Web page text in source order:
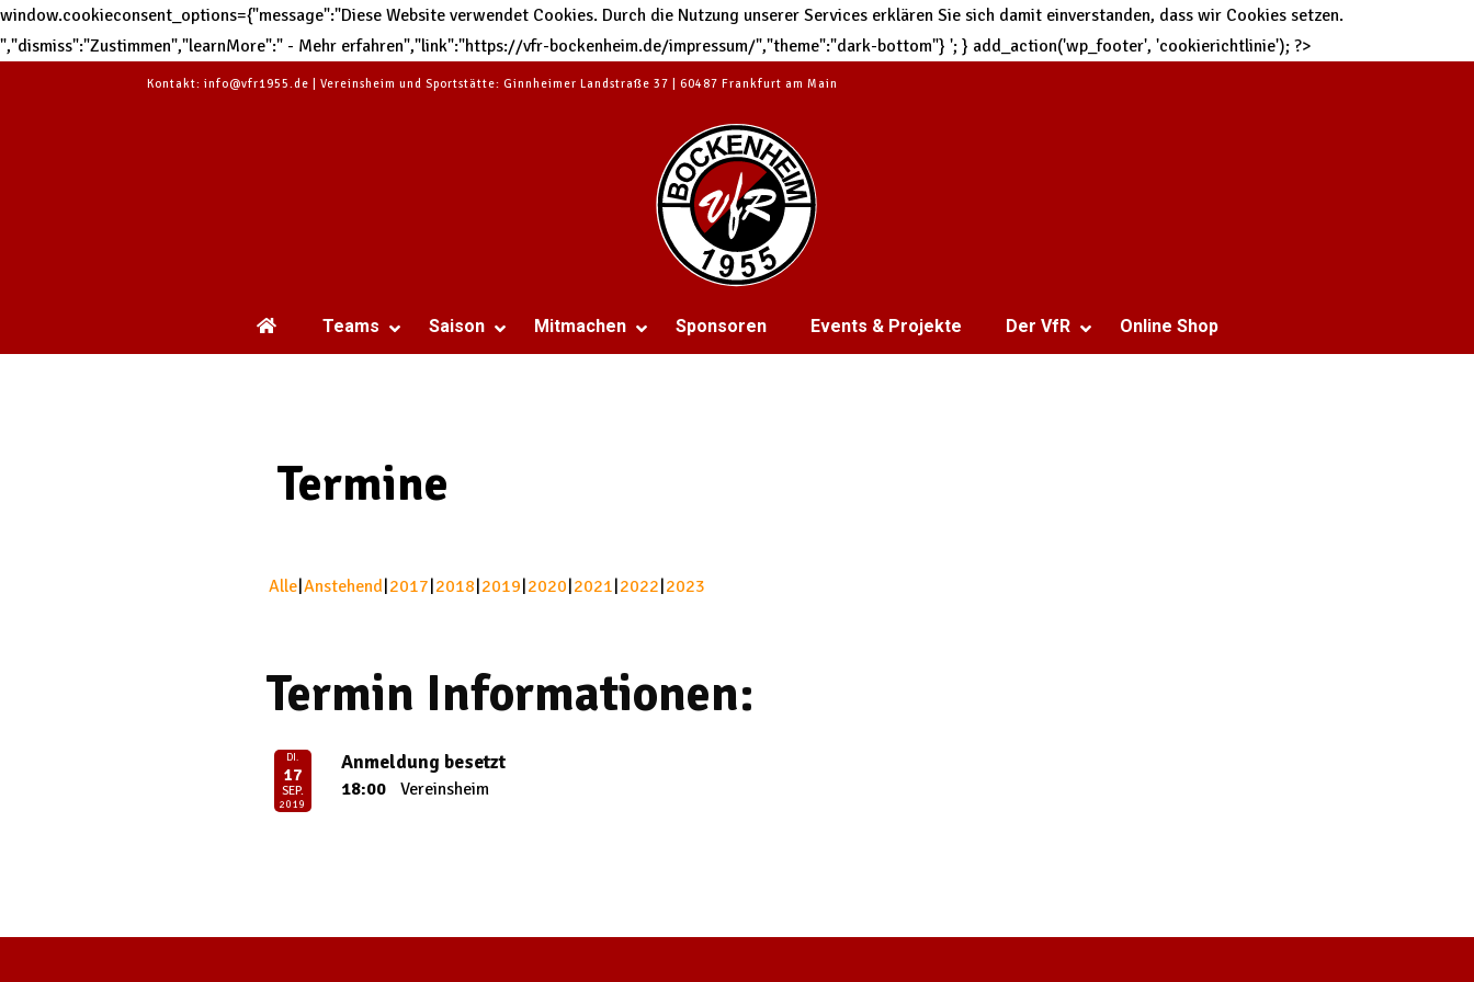
window.cookieconsent_options={"message":"Diese Website verwendet Cookies. Durch die Nutzung unserer Services erklären Sie sich damit einverstanden, dass wir Cookies setzen.
","dismiss":"Zustimmen","learnMore":" - Mehr erfahren","link":"https://vfr-bockenheim.de/impressum/","theme":"dark-bottom"} '; } add_action('wp_footer', 'cookierichtlinie'); ?>
Kontakt: info@vfr1955.de | Vereinsheim und Sportstätte: Ginnheimer Landstraße 37 | 60487 Frankfurt am Main
Teams Saison Mitmachen Sponsoren Events & Projekte Der VfR Online Shop
Termine
Alle Anstehend 2017 2018 2019 2020 2021 2022 2023
Termin Informationen:
DI.
17
SEP.
2019
Anmeldung besetzt
18:00 Vereinsheim